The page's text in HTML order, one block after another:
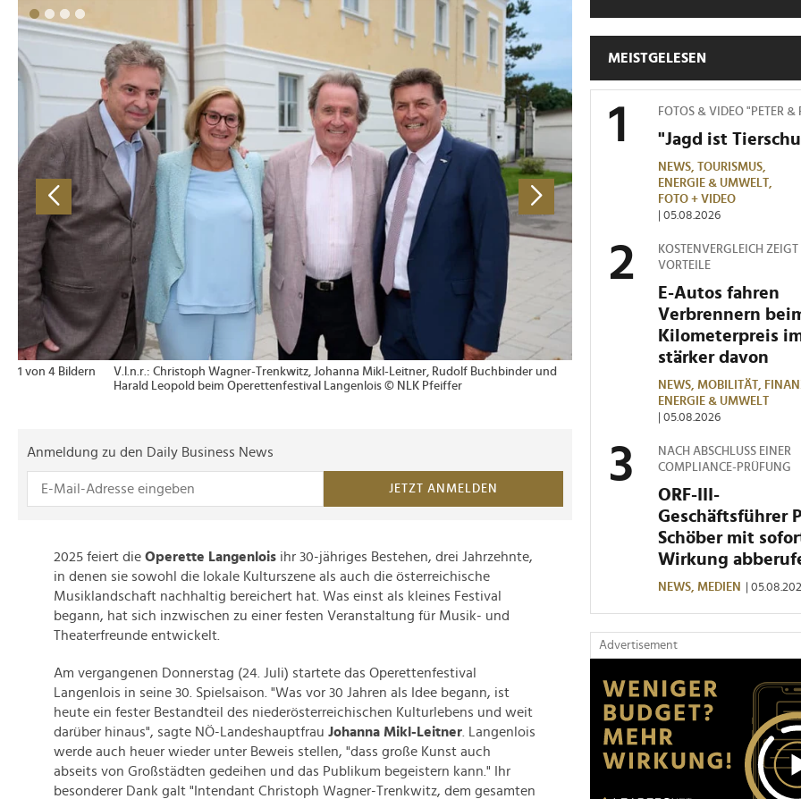
1 von 4 Bildern
V.l.n.r.: Christoph Wagner-Trenkwitz, Johanna Mikl-Leitner, Rudolf Buchbinder und
Harald Leopold beim Operettenfestival Langenlois © NLK Pfeiffer
Anmeldung zu den Daily Business News
JETZT ANMELDEN
2025 feiert die Operette Langenlois ihr 30-jähriges Bestehen, drei Jahrzehnte,
in denen sie sowohl die lokale Kulturszene als auch die österreichische
Musiklandschaft nachhaltig bereichert hat. Was einst als kleines Festival
begann, hat sich inzwischen zu einer festen Veranstaltung für Musik- und
Theaterfreunde entwickelt.
Am vergangenen Donnerstag (24. Juli) startete das Operettenfestival
Langenlois in seine 30. Spielsaison. "Was vor 30 Jahren als Idee begann, ist
heute ein fester Bestandteil des niederösterreichischen Kulturlebens und weit
darüber hinaus", sagte NÖ-Landeshauptfrau Johanna Mikl-Leitner . Langenlois
werde auch heuer wieder unter Beweis stellen, "dass große Kunst auch
abseits von Großstädten gedeihen und das Publikum begeistern kann." Ihr
besonderer Dank galt "Intendant Christoph Wagner-Trenkwitz, dem gesamten
MEISTGELESEN
FOTOS & VIDEO "PETER &
"Jagd ist
NEWS, TOURISMUS,
ENERGIE & UMWELT,
FOTO + VIDEO
| 05.08.2026
KOSTENVERGLEICH ZEIGT
VORTEILE
E-Autos fahren
Verbrennern
Kilometerpreis
stärker davon
NEWS, MOBILITÄT,
ENERGIE & UMWELT
| 05.08.2026
NACH ABSCHLUSS EINER
COMPLIANCE-PRÜFUNG
ORF-III-
Geschäftsführer
Schöber mit
Wirkung
NEWS, MEDIEN |
Advertisement